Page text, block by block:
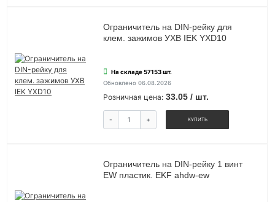
Ограничитель на DIN-рейку для
клем. зажимов УХВ IEK YXD10
На складе 57153 шт.
Обновлено 06.08.2026
Розничная цена: 33.05 / шт.
- + КУПИТЬ
Ограничитель на DIN-рейку 1 винт
EW пластик. EKF ahdw-ew